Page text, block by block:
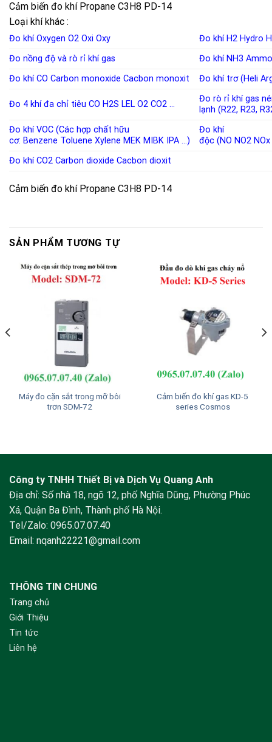
Cảm biến đo khí Propane C3H8 PD-14
Loại khí khác :
Đo khí Oxygen O2 Oxi Oxy Đo khí H2 Hydro
Đo nồng độ và rò rỉ khí gas Đo khí NH3
Đo khí CO Carbon monoxide Cacbon monoxit Đo khí trơ (Heli
Đo 4 khí đa chỉ tiêu CO H2S LEL O2 CO2 …
Đo rò rỉ khí gas
lạnh (R22, R23,
Đo khí VOC (Các hợp chất hữu
cơ: Benzene Toluene Xylene MEK MIBK IPA …)
Đo khí
độc (NO NO2 NOx
Đo khí CO2 Carbon dioxide Cacbon dioxit
Cảm biến đo khí Propane C3H8 PD-14
SẢN PHẨM TƯƠNG TỰ
Máy đo cặn sắt trong mỡ bôi
trơn SDM-72
Cảm biến đo khí gas KD-5
series Cosmos
Công ty TNHH Thiết Bị và Dịch Vụ Quang Anh
Địa chỉ: Số nhà 18, ngõ 12, phố Nghĩa Dũng, Phường Phúc
Xá, Quận Ba Đình, Thành phố Hà Nội.
Tel/Zalo: 0965.07.07.40
Email: nqanh22221@gmail.com
THÔNG TIN CHUNG
Trang chủ
Giới Thiệu
Tin tức
Liên hệ